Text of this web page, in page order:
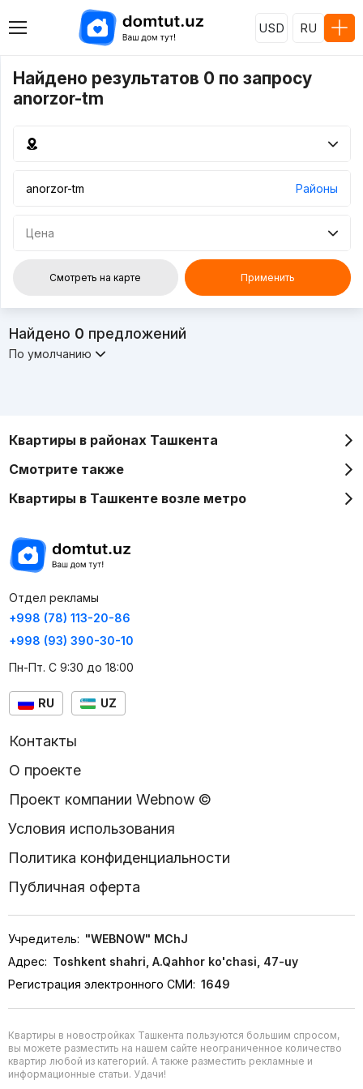
USD RU
Найдено результатов 0 по запросу
anorzor-tm
Районы
Цена
Смотреть на карте Применить
Найдено 0 предложений
По умолчанию
Квартиры в районах Ташкента
Смотрите также
Квартиры в Ташкенте возле метро
Отдел рекламы
+998 (78) 113-20-86
+998 (93) 390-30-10
Пн-Пт. С 9:30 до 18:00
RU UZ
Контакты
О проекте
Проект компании Webnow ©
Условия использования
Политика конфиденциальности
Публичная оферта
Учредитель: "WEBNOW" MChJ
Адрес: Toshkent shahri, A.Qahhor ko'chasi, 47-uy
Регистрация электронного СМИ: 1649
Квартиры в новостройках Ташкента пользуются большим спросом,
вы можете разместить на нашем сайте неограниченное количество
квартир любой из категорий. А также разместить рекламные и
информационные статьи. Удачи!